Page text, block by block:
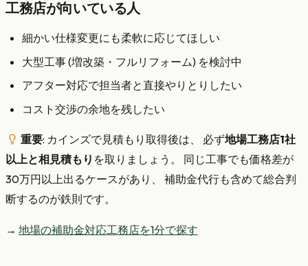
工務店が向いている人
細かい仕様変更にも柔軟に応じてほしい
大型工事 (増改築・フルリフォーム) を検討中
アフター対応で担当者と直接やりとりしたい
コスト交渉の余地を残したい
重要: カインズで見積もり取得後は、 必ず地場工務店1社
以上と相見積もり を取りましょう。 同じ工事でも価格差が
30万円以上出るケースがあり、 補助金代行も含めて総合判
断するのが鉄則です。
→ 地場の補助金対応工務店を1分で探す